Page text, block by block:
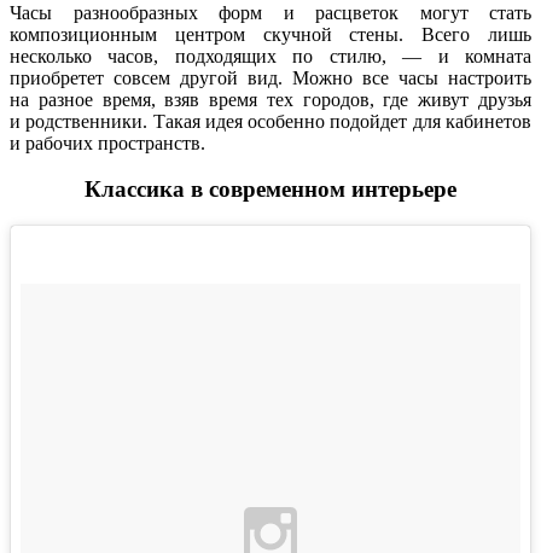
Часы разнообразных форм и расцветок могут стать
композиционным центром скучной стены. Всего лишь
несколько часов, подходящих по стилю, — и комната
приобретет совсем другой вид. Можно все часы настроить
на разное время, взяв время тех городов, где живут друзья
и родственники. Такая идея особенно подойдет для кабинетов
и рабочих пространств.
Классика в современном интерьере